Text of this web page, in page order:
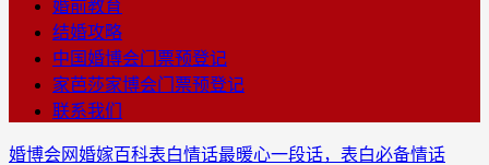
婚前教育
结婚攻略
中国婚博会门票预登记
家芭莎家博会门票预登记
联系我们
婚博会网婚嫁百科表白情话最暖心一段话，表白必备情话